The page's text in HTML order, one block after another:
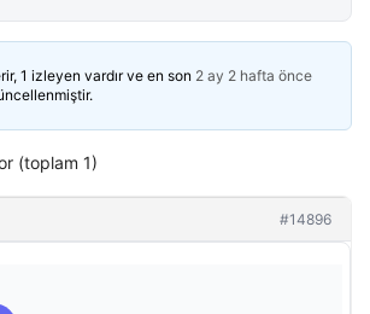
1 izleyen vardır ve en son 2 ay 2 hafta önce
(toplam 1)
#14896